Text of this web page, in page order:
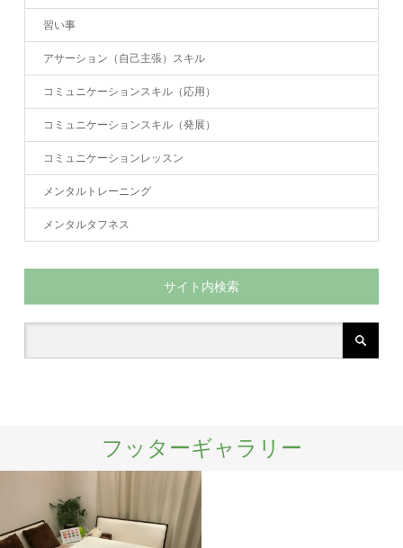
習い事
アサーション（自己主張）スキル
コミュニケーションスキル（応用）
コミュニケーションスキル（発展）
コミュニケーションレッスン
メンタルトレーニング
メンタルタフネス
サイト内検索
フッターギャラリー